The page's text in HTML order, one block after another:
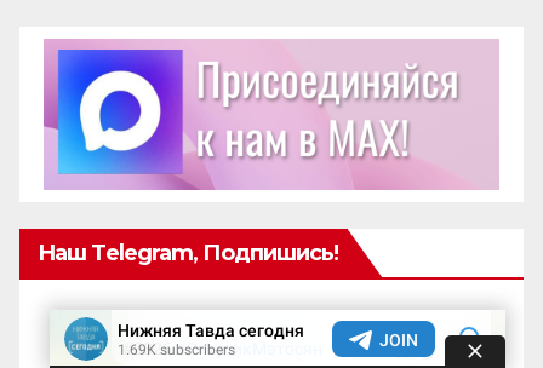
Наш Telegram, Подпишись!